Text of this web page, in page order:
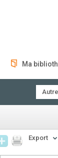
Ma
Export